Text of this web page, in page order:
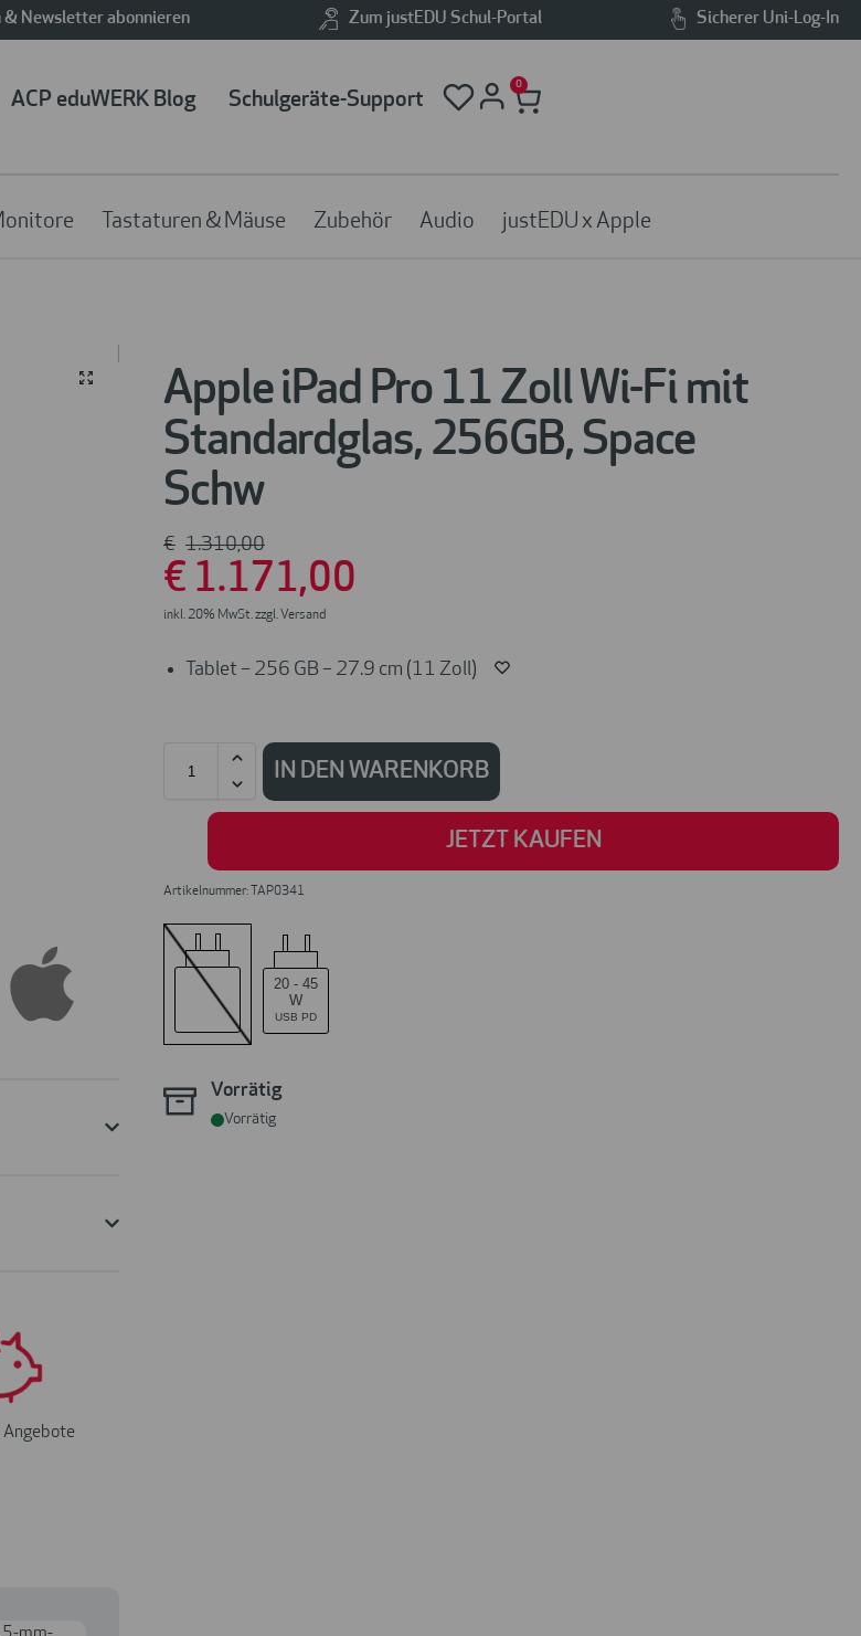
Newsletter abonnieren Zum justEDU Schul-Portal Sicherer Uni-Log-In
ACP eduWERK Blog Schulgeräte-Support
0
Tastaturen & Mäuse Zubehör Audio justEDU x Apple
Apple iPad Pro 11 Zoll Wi-Fi mit
Standardglas, 256GB, Space
Schw
€ 1.310,00
€ 1.171,00
inkl. 20% MwSt. zzgl. Versand
Tablet – 256 GB – 27.9 cm (11 Zoll)
IN DEN WARENKORB
JETZT KAUFEN
Artikelnummer: TAP0341
20 - 45
W
USB PD
Vorrätig
Vorrätig